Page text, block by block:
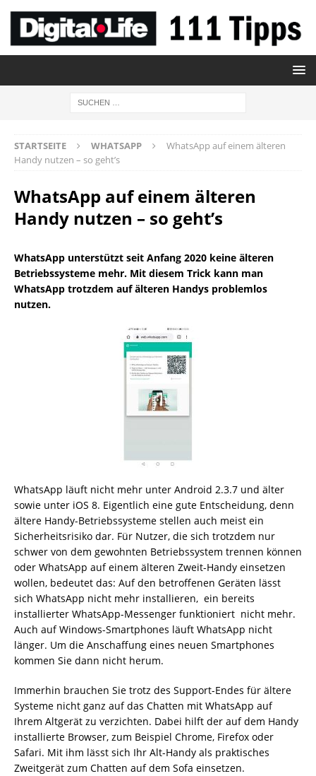
STARTSEITE WHATSAPP
WhatsApp auf einem älteren
Handy nutzen – so geht’s
WhatsApp auf einem älteren
Handy nutzen – so geht’s
WhatsApp unterstützt seit Anfang 2020 keine älteren
Betriebs­systeme mehr. Mit diesem Trick kann man
WhatsApp trotzdem auf älteren Handys problemlos
nutzen.
WhatsApp läuft nicht mehr unter Android 2.3.7 und älter
sowie unter iOS 8. Eigentlich eine gute Entscheidung, denn
ältere Handy-Betriebssysteme stellen auch meist ein
Sicherheitsrisiko dar. Für Nutzer, die sich trotzdem nur
schwer von dem gewohnten Betriebssystem trennen können
oder WhatsApp auf einem älteren Zweit-Handy einsetzen
wollen, bedeutet das: Auf den betroffenen Geräten lässt
sich WhatsApp nicht mehr installieren, ein bereits
installierter WhatsApp-Messenger funktioniert nicht mehr.
Auch auf Windows-Smartphones läuft WhatsApp nicht
länger. Um die Anschaffung eines neuen Smartphones
kommen Sie dann nicht herum.
Immerhin brauchen Sie trotz des Support-Endes für ältere
Systeme nicht ganz auf das Chatten mit WhatsApp auf
Ihrem Altgerät zu verzichten. Dabei hilft der auf dem Handy
installierte Browser, zum Beispiel Chrome, Firefox oder
Safari. Mit ihm lässt sich Ihr Alt-Handy als praktisches
Zweitgerät zum Chatten auf dem Sofa einsetzen.